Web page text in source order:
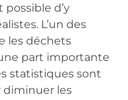
d’y
L’un des
les déchets
part importante
statistiques sont
diminuer les